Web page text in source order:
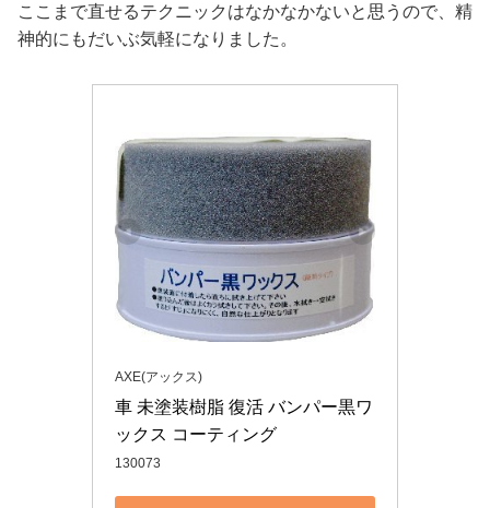
ここまで直せるテクニックはなかなかないと思うので、精
神的にもだいぶ気軽になりました。
AXE(アックス)
車 未塗装樹脂 復活 バンパー黒ワ
ックス コーティング
130073